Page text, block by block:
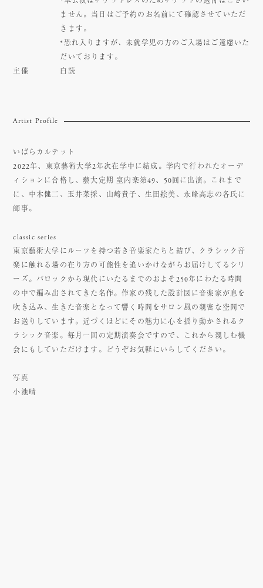
ません。当日はご予約のお名前にて確認させていただ
きます。
*恐れ入りますが、未就学児の方のご入場はご遠慮いた
だいております。
主催
白読
Artist Profile
いばらカルテット
2022年、東京藝術大学2年次在学中に結成。学内で行われたオーデ
ィションに合格し、藝大定期 室内楽第49、50回に出演。これまで
に、中木健二、玉井菜採、山﨑貴子、生田絵美、永峰高志の各氏に
師事。
classic series
東京藝術大学にルーツを持つ若き音楽家たちと結び、クラシック音
楽に触れる場の在り方の可能性を追いかけながらお届けしてるシリ
ーズ。バロックから現代にいたるまでのおよそ250年にわたる時間
の中で編み出されてきた名作。作家の残した設計図に音楽家が息を
吹き込み、生きた音楽となって響く時間をサロン風の親密な空間で
お送りしています。近づくほどにその魅力に心を揺り動かされるク
ラシック音楽。毎月一回の定期演奏会ですので、これから親しむ機
会にもしていただけます。どうぞお気軽にいらしてください。
写真
小池晴